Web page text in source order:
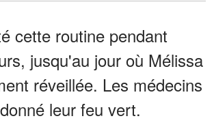
cette routine pendant
jusqu'au jour où Mélissa
réveillée. Les médecins
leur feu vert.